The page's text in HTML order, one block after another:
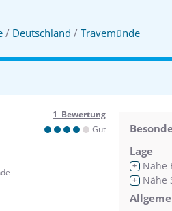
/ Deutschland / Travemünde
1 Bewertung
Gut
Lage
+ Nähe
+ Nähe